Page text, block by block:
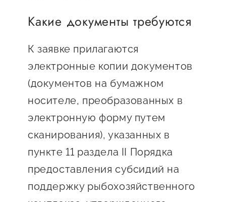
Какие документы требуются
К заявке прилагаются
электронные копии документов
(документов на бумажном
носителе, преобразованных в
электронную форму путем
сканирования), указанных в
пункте 11 раздела II Порядка
предоставления субсидий на
поддержку рыбохозяйственного